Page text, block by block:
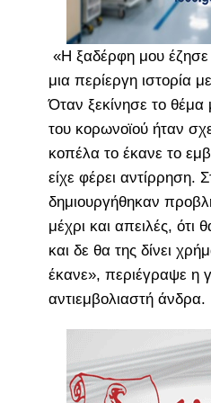
«Η ξαδέρφη μου
μια περίεργη ιστορία
Όταν ξεκίνησε το θέμα
του κορωνοϊού ήταν
κοπέλα το έκανε το
είχε φέρει αντίρρηση.
δημιουργήθηκαν
μέχρι και απειλές, ότι
και δε θα της δίνει
έκανε», περιέγραψε η
αντιεμβολιαστή άνδρα.